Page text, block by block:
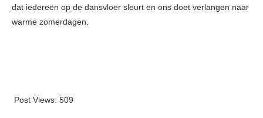
dat iedereen op de dansvloer sleurt en ons doet verlangen naar
warme zomerdagen.
Post Views: 509